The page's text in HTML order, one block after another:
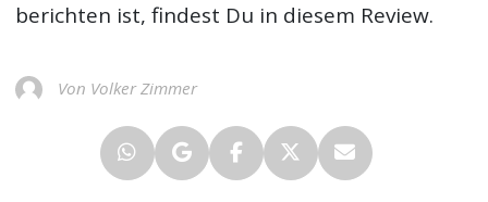
berichten ist, findest Du in diesem Review.
Von Volker Zimmer